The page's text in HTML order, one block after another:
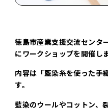
徳島市産業支援交流センタ
にワークショップを開催しま
内容は「藍染糸を使った手
す。
藍染のウールやコットン、